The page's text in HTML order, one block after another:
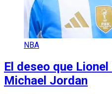
NBA
El deseo que
Michael Jordan